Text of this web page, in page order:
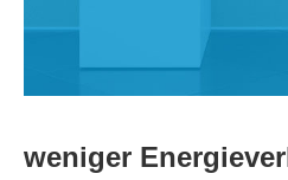
weniger